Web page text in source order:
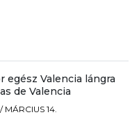
egész Valencia lángra
de Valencia
/ MÁRCIUS 14.